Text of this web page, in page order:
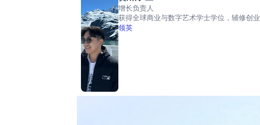
增长负责人
获得全球商业与数字艺术学士学位，辅修创业
领英